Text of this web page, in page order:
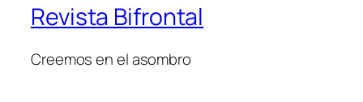
Revista Bifrontal
Creemos en el asombro